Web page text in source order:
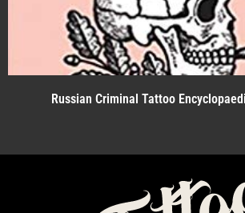
Russian Criminal Tattoo